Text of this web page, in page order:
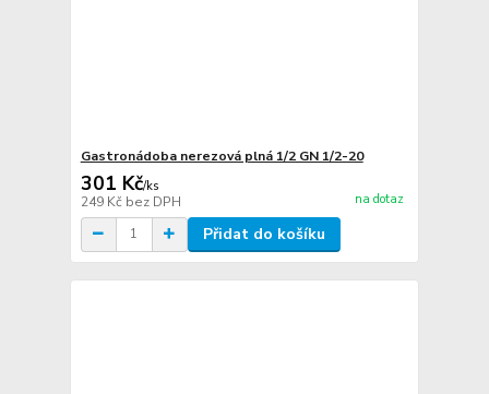
Gastronádoba nerezová plná 1/2 GN 1/2-20
301 Kč/ks
249 Kč bez DPH na dotaz
Přidat do košíku